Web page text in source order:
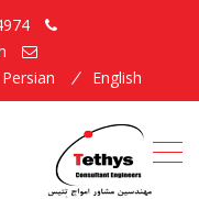
English
Persian